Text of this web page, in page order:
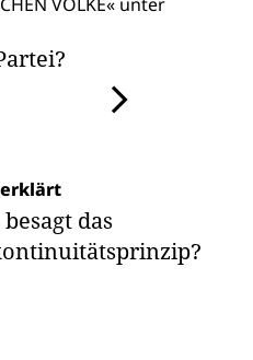
das